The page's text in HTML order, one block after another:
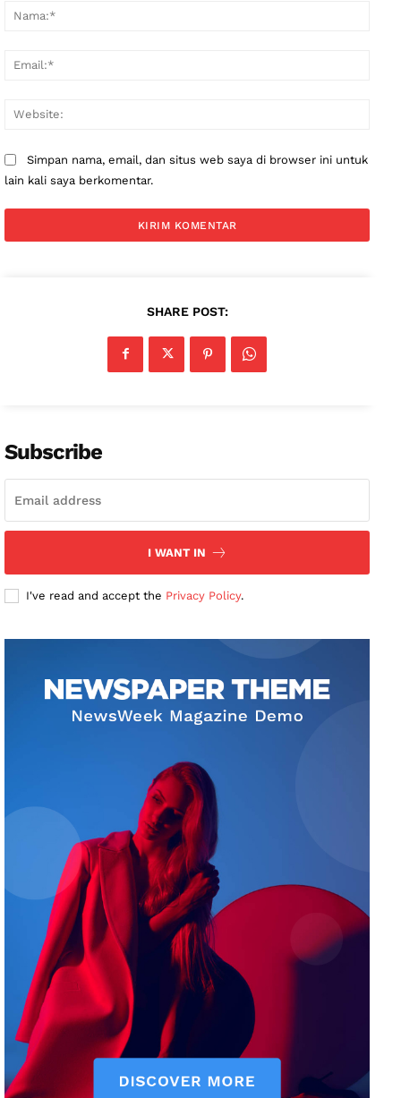
News Week
Magazine PRO
SUBSCRIBE NOW
Simpan nama, email, dan situs web saya di browser ini untuk
lain kali saya berkomentar.
SHARE POST:
Subscribe
I WANT IN
I've read and accept the Privacy Policy.